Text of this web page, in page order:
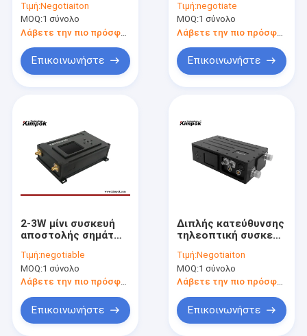
μικρή μίνι COFDM
συσκευή αποστολής
σημάτων μεγέθους 5
Watt
Τιμή:Negotiaiton
MOQ:1 σύνολο
Λάβετε την πιο πρόσφατη τιμή
Επικοινωνήστε
τηλεοπτική χαμηλή
καθυστέρηση 300-
900MHz συσκευών
αποστολής σημάτων
Τιμή:negotiate
MOQ:1 σύνολο
Επικοινωνήστε
2-3W μίνι συσκευή
αποστολής σημάτων
ακουστικό
τηλεοπτικό 10M
αποστολέων εύρος
Τιμή:negotiable
MOQ:1 σύνολο
Λάβετε την πιο πρόσφατη τιμή
Επικοινωνήστε
Διπλής κατεύθυνσης
τηλεοπτική συσκευή
5km ομιλίας COFDM
ΧΩΡΊΣ ΆΜΕΣΗ
ΟΡΑΤΌΤΗΤΑ
αποστολέας AV με
τα στοιχεία
Τιμή:Negotiaiton
MOQ:1 σύνολο
Επικοινωνήστε